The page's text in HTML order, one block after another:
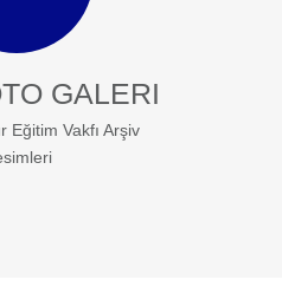
GALERI
Eğitim Vakfı Arşiv